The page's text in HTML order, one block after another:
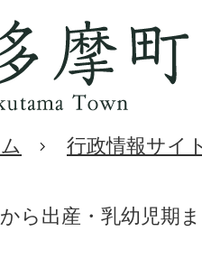
行政情報サイ
ら出産・乳幼児期